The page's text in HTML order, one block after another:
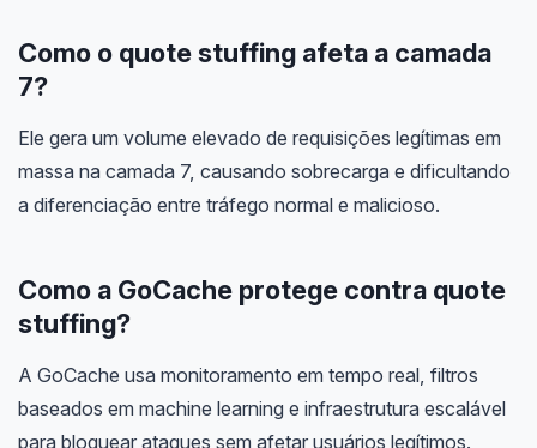
Como o quote stuffing afeta a camada
7?
Ele gera um volume elevado de requisições legítimas em
massa na camada 7, causando sobrecarga e dificultando
a diferenciação entre tráfego normal e malicioso.
Como a GoCache protege contra quote
stuffing?
A GoCache usa monitoramento em tempo real, filtros
baseados em machine learning e infraestrutura escalável
para bloquear ataques sem afetar usuários legítimos.